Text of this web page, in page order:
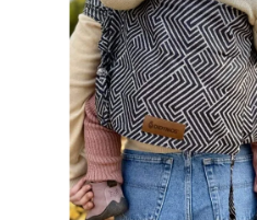
hvězdiček.